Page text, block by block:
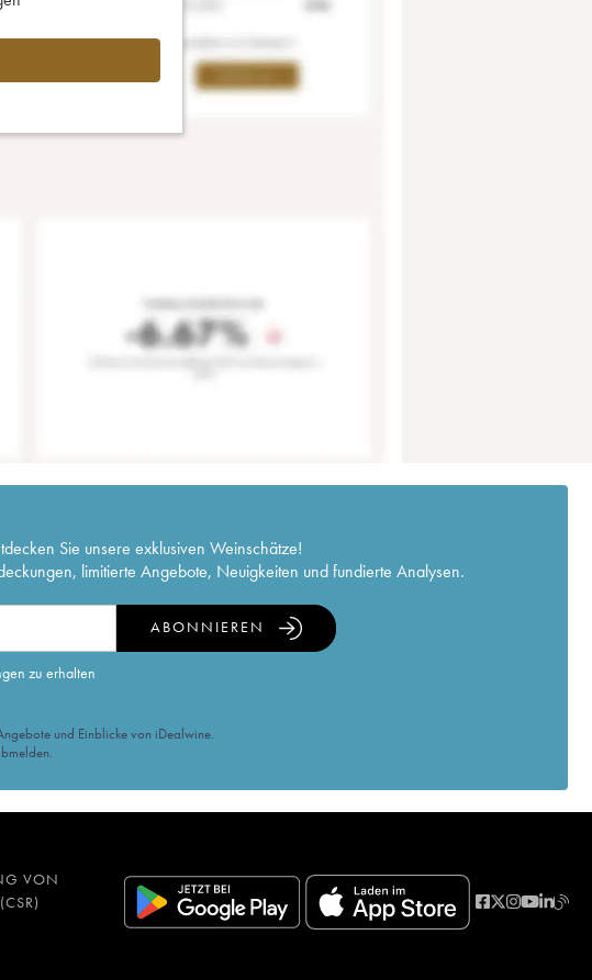
Sie unsere exklusiven Weinschätze!
limitierte Angebote, Neuigkeiten und fundierte Analysen.
zu erhalten
ABONNIEREN
und Einblicke von iDealwine.
VON